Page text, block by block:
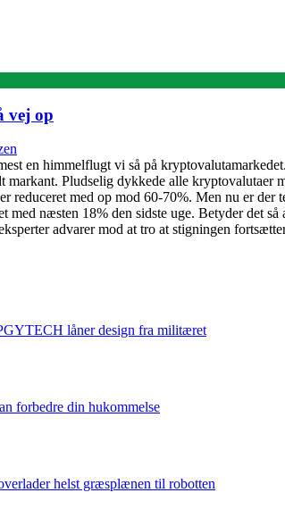
vej op
en himmelflugt vi så på
markant. Pludselig dykkede alle
reduceret med op mod 60-70%. Men nu er
med næsten 18% den sidste uge. Betyder det
advarer mod at tro at stigningen
låner design fra militæret
forbedre din hukommelse
helst græsplænen til robotten